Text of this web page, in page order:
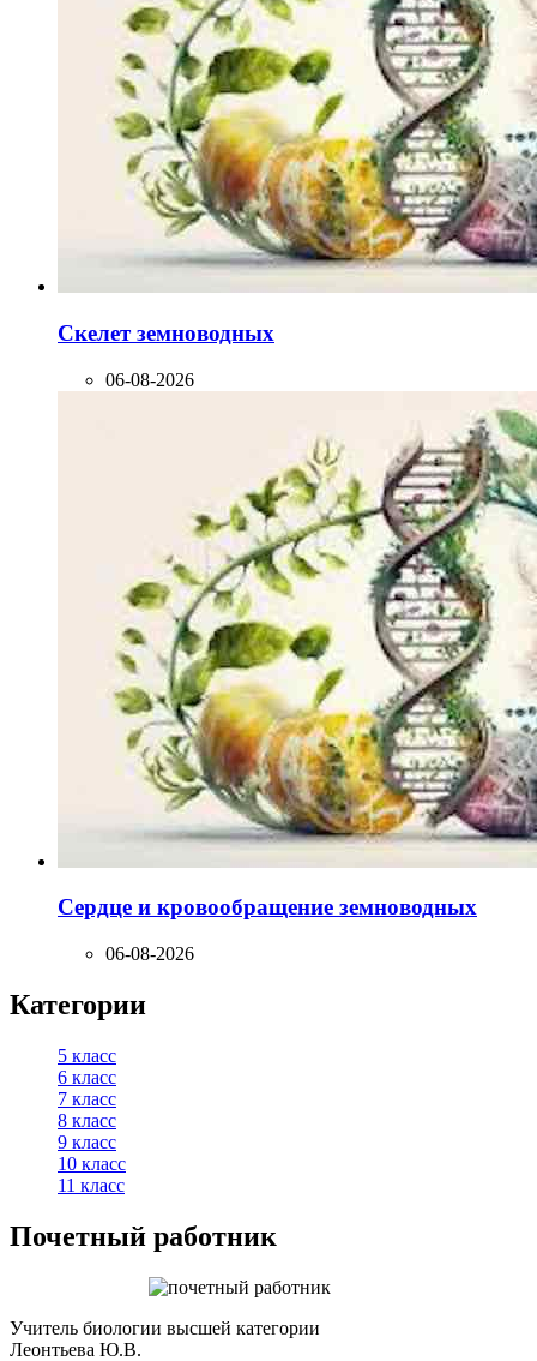
Скелет земноводных
06-08-2026
Сердце и кровообращение земноводных
06-08-2026
Категории
5 класс
6 класс
7 класс
8 класс
9 класс
10 класс
11 класс
Почетный работник
Учитель биологии высшей категории
Леонтьева Ю.В.